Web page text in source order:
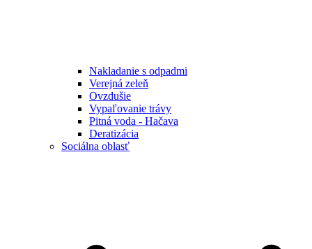
Nakladanie s odpadmi
Verejná zeleň
Ovzdušie
Vypaľovanie trávy
Pitná voda - Hačava
Deratizácia
Sociálna oblasť